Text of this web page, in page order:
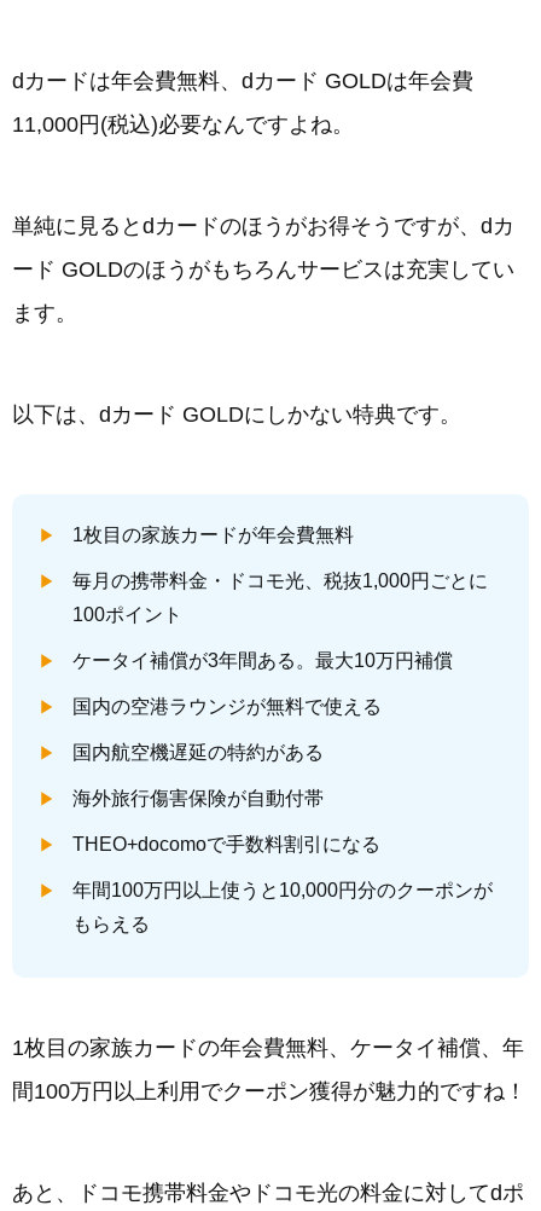
dカードは年会費無料、dカード GOLDは年会費
11,000円(税込)必要なんですよね。
単純に見るとdカードのほうがお得そうですが、dカ
ード GOLDのほうがもちろんサービスは充実してい
ます。
以下は、dカード GOLDにしかない特典です。
1枚目の家族カードが年会費無料
毎月の携帯料金・ドコモ光、税抜1,000円ごとに
100ポイント
ケータイ補償が3年間ある。最大10万円補償
国内の空港ラウンジが無料で使える
国内航空機遅延の特約がある
海外旅行傷害保険が自動付帯
THEO+docomoで手数料割引になる
年間100万円以上使うと10,000円分のクーポンが
もらえる
1枚目の家族カードの年会費無料、ケータイ補償、年
間100万円以上利用でクーポン獲得が魅力的ですね！
あと、ドコモ携帯料金やドコモ光の料金に対してdポ